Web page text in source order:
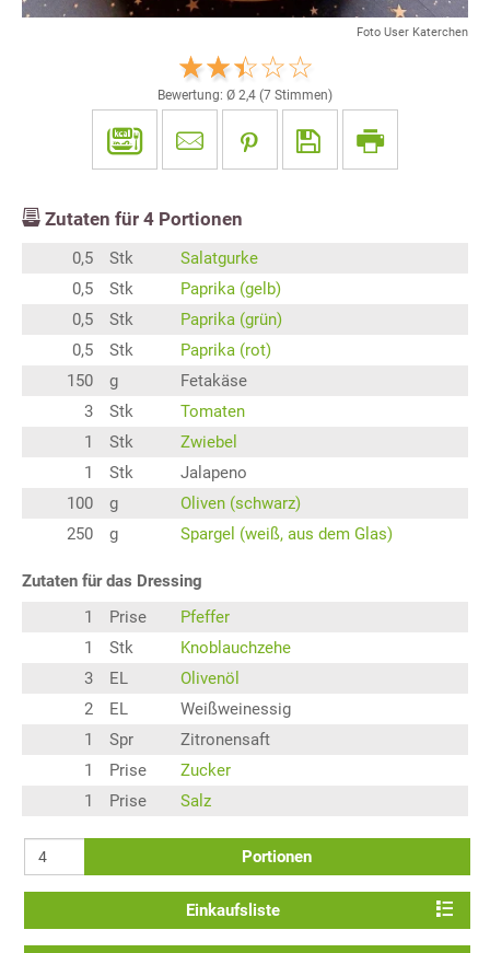
Foto User Katerchen
Bewertung: Ø 2,4 (7 Stimmen)
Zutaten für 4 Portionen
0,5 Stk
Salatgurke
0,5
Stk
Paprika (gelb)
0,5
Stk
Paprika (grün)
0,5
Stk
Paprika (rot)
150
g
Fetakäse
3
Stk
Tomaten
1
Stk
Zwiebel
1
Stk
Jalapeno
100
g
Oliven (schwarz)
250
g Spargel (weiß, aus dem Glas)
Zutaten für das Dressing
1
Prise
Pfeffer
1
Stk
Knoblauchzehe
3
EL
Olivenöl
2
EL
Weißweinessig
1
Spr
Zitronensaft
1
Prise
Zucker
1
Prise Salz
Portionen
Einkaufsliste